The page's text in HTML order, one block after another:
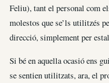
Feliu), tant el personal com
molestos que se’ls utilitzés
direcció, simplement per
Si bé en aquella ocasió ens
se sentien utilitzats, ara, el